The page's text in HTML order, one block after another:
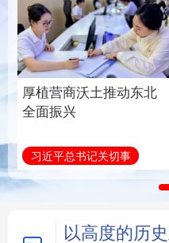
科技 科创
文化 书画
访谈 视频
学术中国 乡村振兴
厚植营商沃土推动东北
全面振兴
习近平总书记关切事
以高度的历